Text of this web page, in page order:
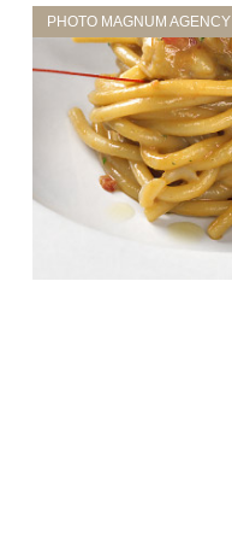
PHOTO MAGNUM AGENCY